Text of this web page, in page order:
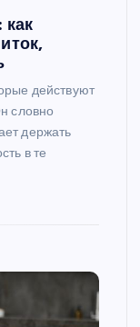
действуют
словно
держать
в те